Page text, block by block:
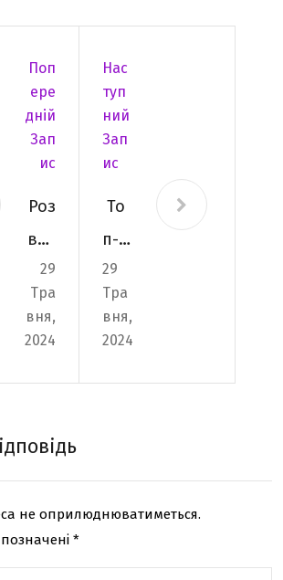
Поп
Ере
Дній
Зап
Ис
Роз
вит
ок
кре
ати
як
ити
пот
29
Тра
вня,
2024
Нас
Туп
Ний
Зап
Ис
То
п-1
0
кла
сич
то
29
Тра
вня,
2024
не оприлюднюватиметься.
*